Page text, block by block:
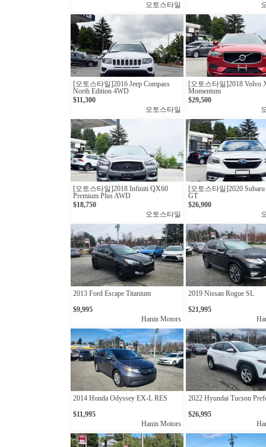
오토스타일
[오토스타일]2016 Jeep Compass
North Edition 4WD
$11,300
오토스타일
[오토스타일]2018 Volvo
Momentum
$29,500
[오토스타일]2018 Infiniti QX60
Premium Plus AWD
$18,750
오토스타일
[오토스타일]2020 Subaru
GT
$26,900
2013 Ford Escape Titanium
$9,995
Hanin Motors
2019 Nissan Rogue SL
$21,995
2014 Honda Odyssey EX-L RES
$11,995
Hanin Motors
2022 Hyundai Tucson
$26,995